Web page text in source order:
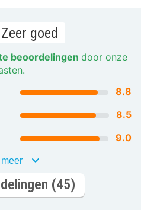
Zeer goed
beoordelingen door onze
8.8
8.5
9.0
(45)